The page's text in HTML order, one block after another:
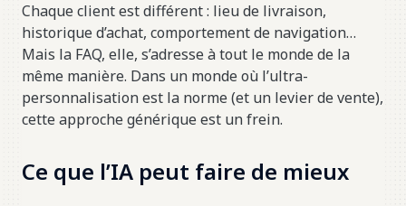
Chaque client est différent : lieu de livraison,
historique d’achat, comportement de navigation…
Mais la FAQ, elle, s’adresse à tout le monde de la
même manière. Dans un monde où l’ultra-
personnalisation est la norme (et un levier de vente),
cette approche générique est un frein.
Ce que l’IA peut faire de mieux